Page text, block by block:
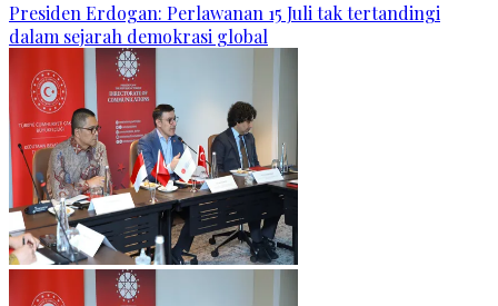
Presiden Erdogan: Perlawanan 15 Juli tak tertandingi
dalam sejarah demokrasi global